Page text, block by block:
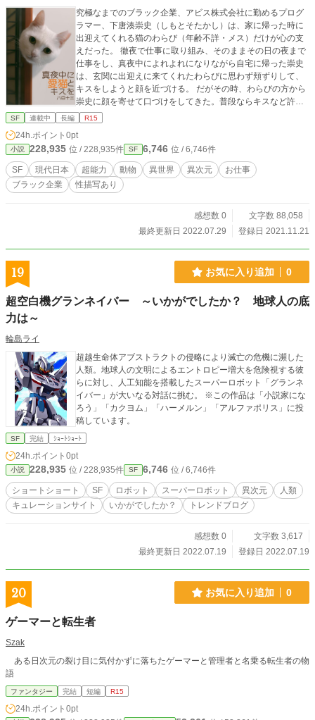
究極なまでのブラック企業、アビス株式会社に勤めるプログ
ラマー、下唐湊崇史（しもとそたかし）は、家に帰った時に
出迎えてくれる猫のわらび（年齢不詳・メス）だけが心の支
えだった。 徹夜で仕事に取り組み、そのままその日の夜まで
仕事をし、真夜中によれよれになりながら自宅に帰った崇史
は、玄関に出迎えに来てくれたわらびに思わず頬ずりして、
キスをしようと顔を近づける。 だがその時、わらびの方から
崇史に顔を寄せて口づけをしてきた。普段ならキスなど許し
てくれないわらび、遂に許してくれた、と崇史が喜んだのも
キスをしかけてきた。 愛猫とディープキスという異様な状況
に崇史が目をつむると、耳に柔らかな女性の声が聞こえてき
た。 「やっと『契約』を結ぶことが出来ましたね、ご主人
様？」 目を見開くとそこには、すらりとした体格の猫獣人に
返信したわらびの姿が。変身した彼女が言うことには、彼女
か。 そして彼女たち神の遣いは、これと決めた相手とキスを
することで『契約』を結び、高次元の存在へと引き上げて力
ぎて高次元存在から危険視されている、アビス株式会社の実
態を知る。 実は高次元の存在そのもので人間ではなかった同
四十物（あいもの）。 悪霊に取り憑かれている課長小飯塚
も二癖もある人物ばかり。 そして契約維持のために毎夜わら
びとキスを交わしながら、崇史はブラックすぎる会社をより
よい環境にするべく、六反田や四十物と協力しつつ、異次元
の力を使いながら動き出すのだった。 ※ノベルアップ＋様、
カクヨム様、エブリスタ様でも並行して公開しています。 htt
ps://novelup.plus/story/295356818 https://kakuyomu.jp/works/
16816700428218503878 https://estar.jp/novels/25903639
SF 連載中 長編 R15
24h.ポイント 0pt
小説 228,935 位 / 228,935件 SF 6,746 位 / 6,746件
SF 現代日本 超能力 動物 異世界 異次元
お仕事
ブラック企業
性描写あり
感想数 0
文字数 88,058
最終更新日 2022.07.29
登録日 2021.11.21
19 お気に入り追加 0
超空白機グランネイバー ～いかがでしたか？ 地球人の底
力は～
輪島ライ
超越生命体アブストラクトの侵略により滅亡の危機に瀕した
人類。地球人の文明によるエントロピー増大を危険視する彼
らに対し、人工知能を搭載したスーパーロボット「グランネ
イバー」が大いなる対話に挑む。 ※この作品は「小説家にな
ろう」「カクヨム」「ハーメルン」「アルファポリス」に投
稿しています。
SF 完結 ｼｮｰﾄｼｮｰﾄ
24h.ポイント 0pt
小説 228,935 位 / 228,935件 SF 6,746 位 / 6,746件
ショートショート SF ロボット スーパーロボット 異次元
人類
キュレーションサイト
いかがでしたか？ トレンドブログ
感想数 0
文字数 3,617
最終更新日 2022.07.19
登録日 2022.07.19
20 お気に入り追加 0
ゲーマーと転生者
Szak
ある日次元の裂け目に気付かずに落ちたゲーマーと管理者と名乗る転生者の物
語
ファンタジー 完結 短編 R15
24h.ポイント 0pt